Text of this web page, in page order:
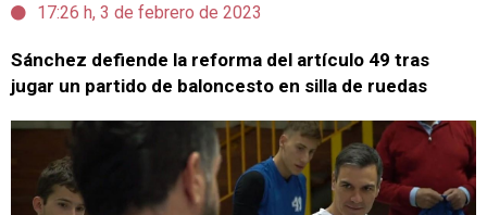
17:26 h, 3 de febrero de 2023
Sánchez defiende la reforma del artículo 49 tras
jugar un partido de baloncesto en silla de ruedas